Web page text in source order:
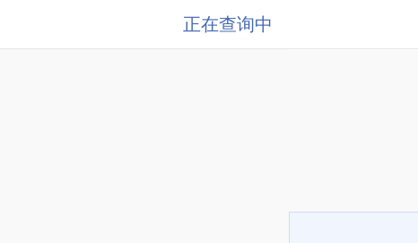
正在查询中